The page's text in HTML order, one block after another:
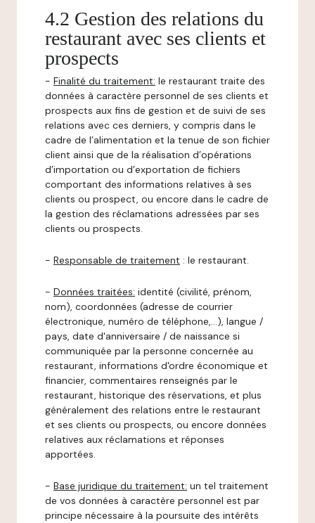
4.2 Gestion des relations du
restaurant avec ses clients et
prospects
- Finalité du traitement: le restaurant traite des
données à caractère personnel de ses clients et
prospects aux fins de gestion et de suivi de ses
relations avec ces derniers, y compris dans le
cadre de l’alimentation et la tenue de son fichier
client ainsi que de la réalisation d’opérations
d’importation ou d’exportation de fichiers
comportant des informations relatives à ses
clients ou prospect, ou encore dans le cadre de
la gestion des réclamations adressées par ses
clients ou prospects.
- Responsable de traitement : le restaurant.
- Données traitées: identité (civilité, prénom,
nom), coordonnées (adresse de courrier
électronique, numéro de téléphone,…), langue /
pays, date d'anniversaire / de naissance si
communiquée par la personne concernée au
restaurant, informations d'ordre économique et
financier, commentaires renseignés par le
restaurant, historique des réservations, et plus
généralement des relations entre le restaurant
et ses clients ou prospects, ou encore données
relatives aux réclamations et réponses
apportées.
- Base juridique du traitement: un tel traitement
de vos données à caractère personnel est par
principe nécessaire à la poursuite des intérêts